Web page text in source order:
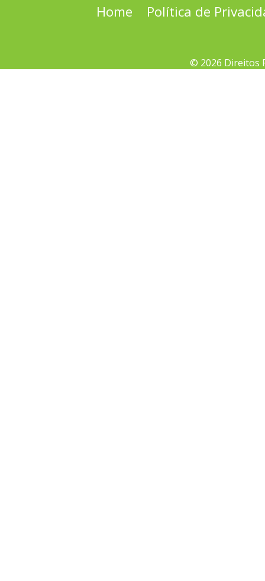
Home Política de
© 2026 Direitos